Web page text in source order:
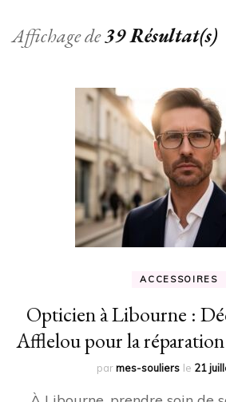
Affichage de39 Résultat(s)
ACCESSOIRES
Opticien à Libourne :
Afflelou pour la réparation
parmes-souliers le 21